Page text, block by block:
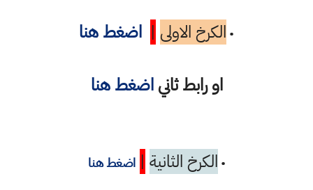
• الكرخ الاولى | اضغط هنا
او رابط ثانياضغط هنا
• الكرخ الثانية | اضغط هنا